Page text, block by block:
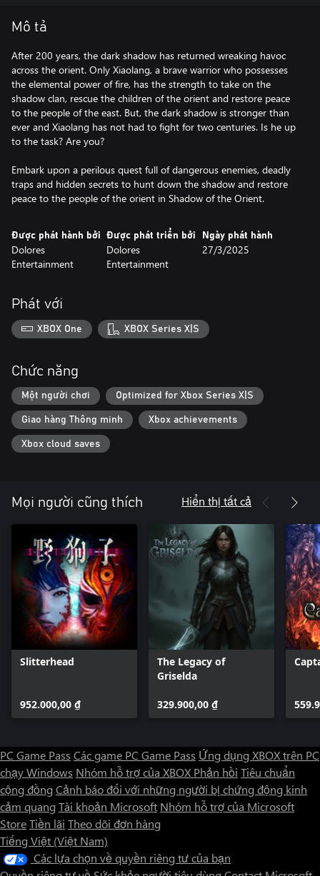
Mô tả
After 200 years, the dark shadow has returned wreaking havoc
across the orient. Only Xiaolang, a brave warrior who possesses
the elemental power of fire, has the strength to take on the
shadow clan, rescue the children of the orient and restore peace
to the people of the east. But, the dark shadow is stronger than
ever and Xiaolang has not had to fight for two centuries. Is he up
to the task? Are you?
Embark upon a perilous quest full of dangerous enemies, deadly
traps and hidden secrets to hunt down the shadow and restore
peace to the people of the orient in Shadow of the Orient.
Được phát hành bởi
Dolores
Entertainment
Được phát triển bởi
Dolores
Entertainment
Ngày phát hành
27/3/2025
Phát với
XBOX One XBOX Series X|S
Chức năng
Một người chơi Optimized for Xbox Series X|S
Giao hàng Thông minh Xbox achievements
Xbox cloud saves
Mọi người cũng thích Hiển thị tất cả
Slitterhead
952.000,00 ₫
The Legacy of
Griselda
329.900,00 ₫
PC Game Pass Các game PC Game Pass Ứng dụng XBOX trên PC
chạy Windows Nhóm hỗ trợ của XBOX Phản hồi Tiêu chuẩn
cộng đồng Cảnh báo đối với những người bị chứng động kinh
cảm quang Tài khoản Microsoft Nhóm hỗ trợ của Microsoft
StoreTiền lãi Theo dõi đơn hàng
Tiếng Việt (Việt Nam)
Các lựa chọn về quyền riêng tư của bạn